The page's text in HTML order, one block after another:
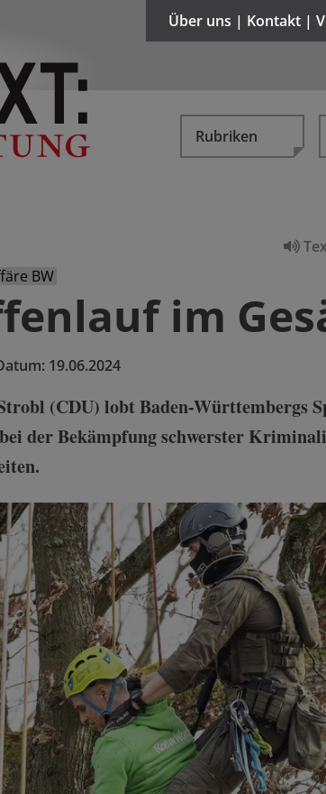
Über uns | Kontakt |
Rubriken
BW
im
19.06.2024
(CDU) lobt Baden-Württembergs
der Bekämpfung schwerster